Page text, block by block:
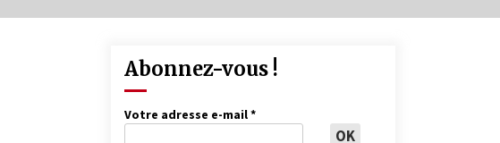
Abonnez-vous !
Votre adresse e-mail*